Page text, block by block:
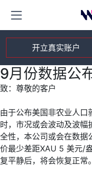
开立真实账户
9月份数据公
致：尊敬的客户
由于公布美国非农业人口
时，市况或会波动及波幅
全性，本公司或会在数据
价最少差距XAU 5 美元/
复平静后，将会恢复正常。